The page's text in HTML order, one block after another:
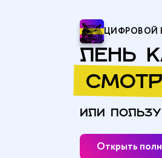
ЦИФРОВОЙ
ЛЕНЬ
ИЛИ
Открыть